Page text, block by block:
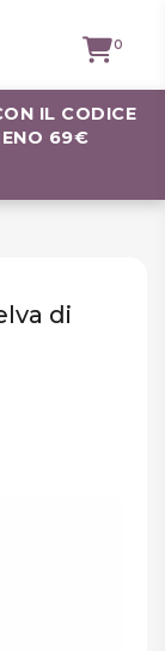
0
IL CODICE
69€
di